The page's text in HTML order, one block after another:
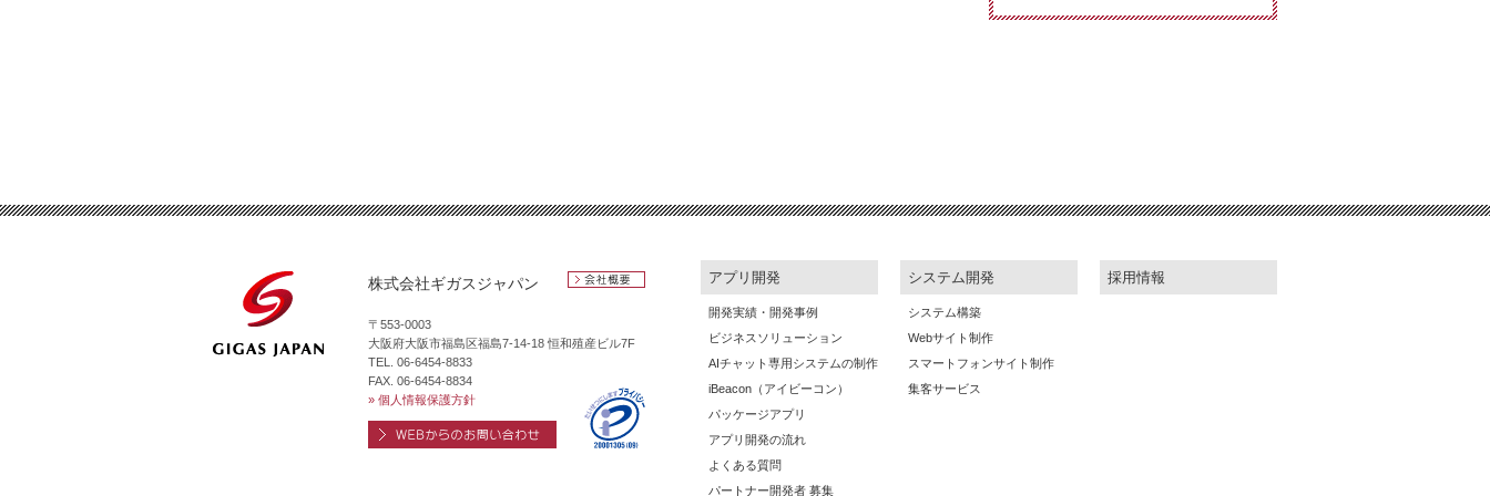
株式会社ギガスジャパン
〒553-0003
大阪府大阪市福島区福島7-14-18 恒和殖産ビル7F
TEL. 06-6454-8833
FAX. 06-6454-8834
» 個人情報保護方針
アプリ開発
開発実績・開発事例
ビジネスソリューション
AIチャット専用システムの制作
iBeacon（アイビーコン）
パッケージアプリ
アプリ開発の流れ
よくある質問
パートナー開発者 募集
システム開発
システム構築
Webサイト制作
スマートフォンサイト制作
集客サービス
採用情報